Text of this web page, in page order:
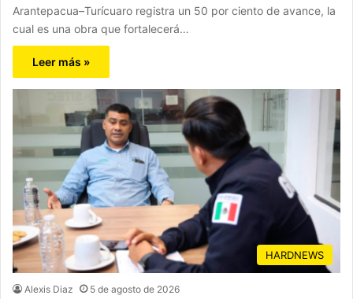
Arantepacua–Turícuaro registra un 50 por ciento de avance, la
cual es una obra que fortalecerá…
Leer más »
HARDNEWS
Alexis Diaz 5 de agosto de 2026